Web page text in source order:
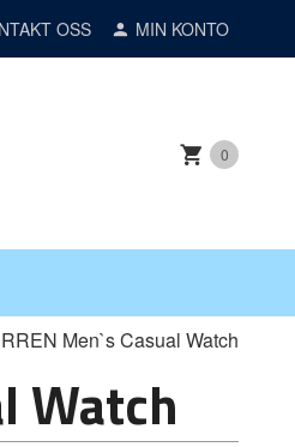
OSS MIN KONTO
0
Men`s Casual Watch
Watch